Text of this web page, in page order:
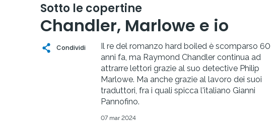
Sotto le copertine
Chandler, Marlowe e io
Condividi
Il re del romanzo hard boiled è scomparso 60
anni fa, ma Raymond Chandler continua ad
attrarre lettori grazie al suo detective Philip
Marlowe. Ma anche grazie al lavoro dei suoi
traduttori, fra i quali spicca l'italiano Gianni
Pannofino.
07 mar 2024